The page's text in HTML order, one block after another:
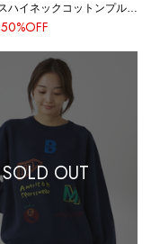
50%OFF
SOLD OUT